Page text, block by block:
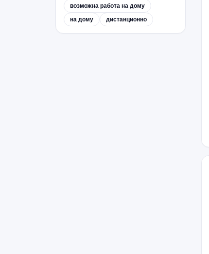
возможна работа на дому
на дому
дистанционно